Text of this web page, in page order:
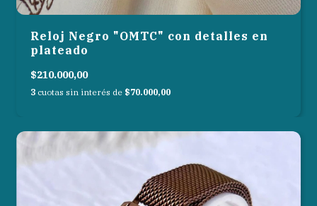
Reloj Negro "OMTC" con detalles en
plateado
$210.000,00
3 cuotas sin interés de $70.000,00